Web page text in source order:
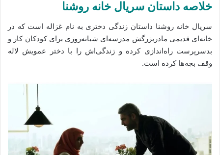
خلاصه داستان سریال خانه روشنا
سریال خانه روشنا داستان زندگی دختری به نام غزاله است که در
خانه‌ای قدیمی مادربزرگش مدرسه‌ای شبانه‌روزی برای کودکان کار و
بدسرپرست راه‌اندازی کرده و زندگی‌اش را با دختر عمویش لاله
وقف بچه‌ها کرده است.